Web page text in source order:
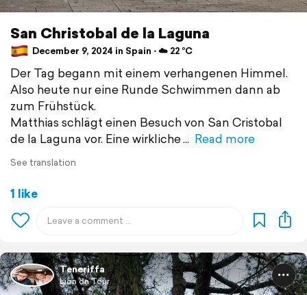
San Christobal de la Laguna
December 9, 2024 in Spain ⋅ ☁️ 22 °C
Der Tag begann mit einem verhangenen Himmel.
Also heute nur eine Runde Schwimmen dann ab
zum Frühstück.
Matthias schlägt einen Besuch von San Cristobal
de la Laguna vor. Eine wirkliche
Read more
See translation
1 like
Teneriffa
Lion on Tour